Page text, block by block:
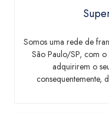
Somos uma rede de
São Paulo/SP, com o
adquirirem o
consequentemente,